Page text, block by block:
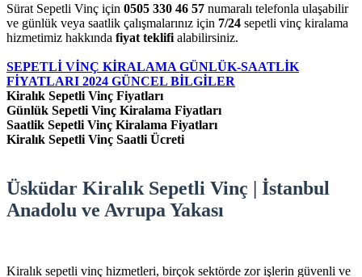
Sürat Sepetli Vinç için 0505 330 46 57 numaralı telefonla ulaşabilir
ve günlük veya saatlik çalışmalarınız için 7/24 sepetli vinç kiralama
hizmetimiz hakkında fiyat teklifi alabilirsiniz.
SEPETLİ VİNÇ KİRALAMA GÜNLÜK-SAATLİK
FİYATLARI 2024 GÜNCEL BİLGİLER
Kiralık Sepetli Vinç Fiyatları
Günlük Sepetli Vinç Kiralama Fiyatları
Saatlik Sepetli Vinç Kiralama Fiyatları
Kiralık Sepetli Vinç Saatli Ücreti
Üsküdar Kiralık Sepetli Vinç | İstanbul
Anadolu ve Avrupa Yakası
Kiralık sepetli vinç hizmetleri, birçok sektörde zor işlerin güvenli ve